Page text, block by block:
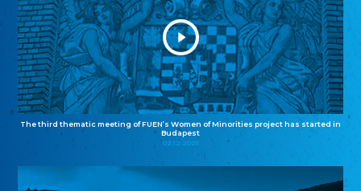
The third thematic meeting of FUEN’s Women of Minorities project has started in
Budapest
02.12.2025